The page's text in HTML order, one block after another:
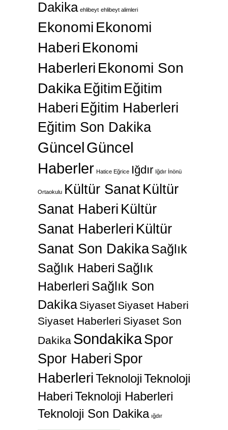
Dakika ehlibeyt ehlibeyt alimleri
Ekonomi Ekonomi
Haberi Ekonomi
Haberleri Ekonomi Son
Dakika Eğitim Eğitim
Haberi Eğitim Haberleri
Eğitim Son Dakika
GüncelGüncel
Haberler Hatice Eğrice Iğdır Iğdır İnönü
Ortaokulu Kültür SanatKültür
Sanat Haberi Kültür
Sanat Haberleri Kültür
Sanat Son DakikaSağlık
Sağlık Haberi Sağlık
Haberleri Sağlık Son
Dakika Siyaset Siyaset Haberi
Siyaset Haberleri Siyaset Son
Dakika SondakikaSpor
Spor Haberi Spor
HaberleriTeknolojiTeknoloji
HaberiTeknoloji Haberleri
Teknoloji Son Dakika ığdır